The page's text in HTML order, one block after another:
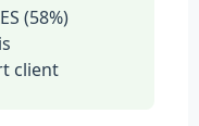
(58%)
client